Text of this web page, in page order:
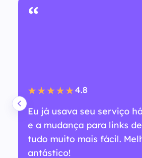
“
★★★★★4.8
Eu já usava seu serviço
e a mudança para links
tudo muito mais fácil.
antástico!